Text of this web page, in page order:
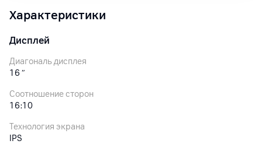
Характеристики
Дисплей
Диагональ дисплея
16 ″
Соотношение сторон
16:10
Технология экрана
IPS